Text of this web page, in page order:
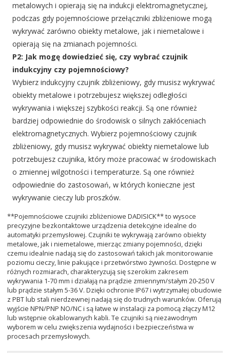
metalowych i opierają się na indukcji elektromagnetycznej,
podczas gdy pojemnościowe przełączniki zbliżeniowe mogą
wykrywać zarówno obiekty metalowe, jak i niemetalowe i
opierają się na zmianach pojemności.
P2: Jak mogę dowiedzieć się, czy wybrać czujnik
indukcyjny czy pojemnościowy?
Wybierz indukcyjny czujnik zbliżeniowy, gdy musisz wykrywać
obiekty metalowe i potrzebujesz większej odległości
wykrywania i większej szybkości reakcji. Są one również
bardziej odpowiednie do środowisk o silnych zakłóceniach
elektromagnetycznych. Wybierz pojemnościowy czujnik
zbliżeniowy, gdy musisz wykrywać obiekty niemetalowe lub
potrzebujesz czujnika, który może pracować w środowiskach
o zmiennej wilgotności i temperaturze. Są one również
odpowiednie do zastosowań, w których konieczne jest
wykrywanie cieczy lub proszków.
**Pojemnościowe czujniki zbliżeniowe DADISICK** to wysoce
precyzyjne bezkontaktowe urządzenia detekcyjne idealne do
automatyki przemysłowej. Czujniki te wykrywają zarówno obiekty
metalowe, jak i niemetalowe, mierząc zmiany pojemności, dzięki
czemu idealnie nadają się do zastosowań takich jak monitorowanie
poziomu cieczy, linie pakujące i przetwórstwo żywności. Dostępne w
różnych rozmiarach, charakteryzują się szerokim zakresem
wykrywania 1-70 mm i działają na prądzie zmiennym/stałym 20-250 V
lub prądzie stałym 5-36 V. Dzięki ochronie IP67 i wytrzymałej obudowie
z PBT lub stali nierdzewnej nadają się do trudnych warunków. Oferują
wyjście NPN/PNP NO/NC i są łatwe w instalacji za pomocą złączy M12
lub wstępnie okablowanych kabli. Te czujniki są niezawodnym
wyborem w celu zwiększenia wydajności i bezpieczeństwa w
procesach przemysłowych.